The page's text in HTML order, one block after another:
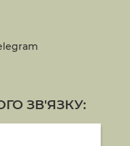
ЗВ'ЯЗКУ: